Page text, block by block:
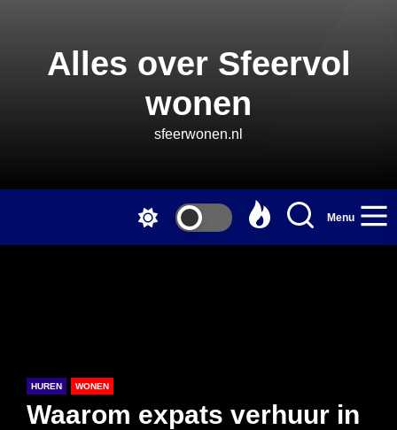
Alles over Sfeervol
wonen
sfeerwonen.nl
Menu
HUREN WONEN
Waarom expats verhuur in